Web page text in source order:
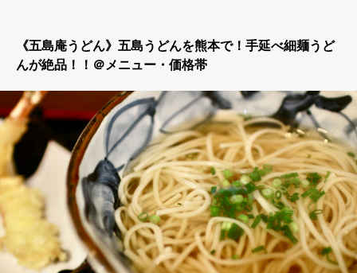
《五島庵うどん》五島うどんを熊本で！手延べ細麺うど
んが絶品！！＠メニュー・価格帯